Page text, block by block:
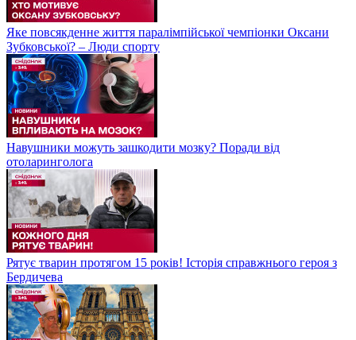
Яке повсякденне життя паралімпійської чемпіонки Оксани
Зубковської? – Люди спорту
Навушники можуть зашкодити мозку? Поради від
отоларинголога
Рятує тварин протягом 15 років! Історія справжнього героя з
Бердичева